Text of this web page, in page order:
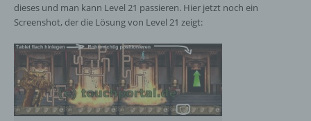
dieses und man kann Level 21 passieren. Hier jetzt noch ein
Screenshot, der die Lösung von Level 21 zeigt: